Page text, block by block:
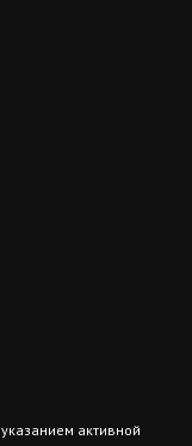
активной